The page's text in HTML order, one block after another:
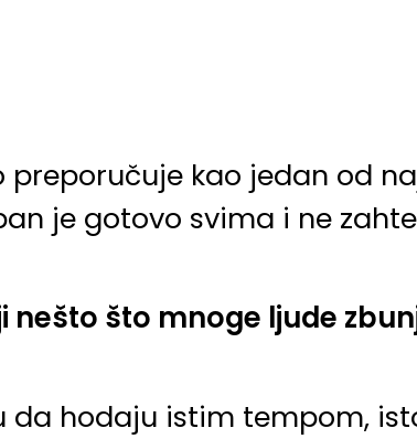
preporučuje kao jedan od
je gotovo svima i ne
nešto što mnoge ljude
da hodaju istim tempom,